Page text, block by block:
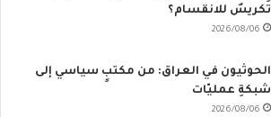
تَكريسٌ للانقسام؟
2026/08/06
الحوثيون في العراق: من مكتبٍ سياسي إلى
شبكةِ عمليّات
2026/08/06